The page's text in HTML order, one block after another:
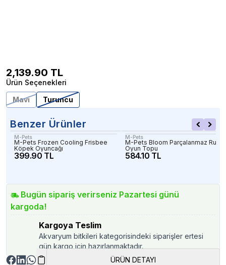
2,139.90 TL
Ürün Seçenekleri
Mavi
Turuncu
Benzer Ürünler
M-Pets
M-Pets Frozen Cooling Frisbee
Köpek Oyuncağı
399.90 TL
M-Pets
M-Pets Bloom Parçalanmaz
Oyun Topu
584.10 TL
Bugün sipariş verirseniz Pazartesi günü
kargoda!
Kargoya Teslim
Akvaryum bitkileri kategorisindeki siparişler ertesi
gün kargo için hazırlanmaktadır.
ÜRÜN DETAYI